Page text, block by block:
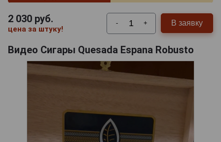
2 030 руб.
цена за штуку!
- + В заявку
Видео Сигары Quesada Espana Robusto